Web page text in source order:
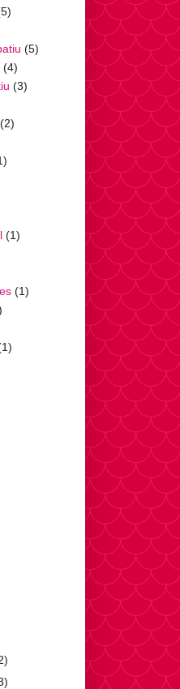
(5)
(4)
(3)
(2)
(1)
(1)